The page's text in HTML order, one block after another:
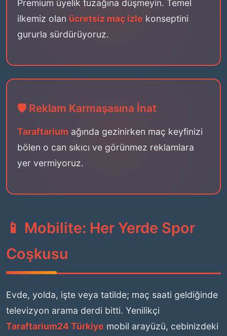
Premium üyelik tuzağına düşmeyin. Temel
ilkemiz olan ücretsiz maç izle konseptini
gururla sürdürüyoruz.
🛡️ Reklam Karmaşasına İnat
Taraftarium ağında gezinirken maç keyfinizi
bölen o can sıkıcı ve görünmez reklamlara
yer vermiyoruz.
📱 Mobilite: Her Yerde Spor
Coşkusu
Evde, yolda, işte veya tatilde; maç saati geldiğinde
televizyon arama derdi bitti. Yenilikçi
Taraftarium24 Türkiye mobil arayüzü, cebinizdeki